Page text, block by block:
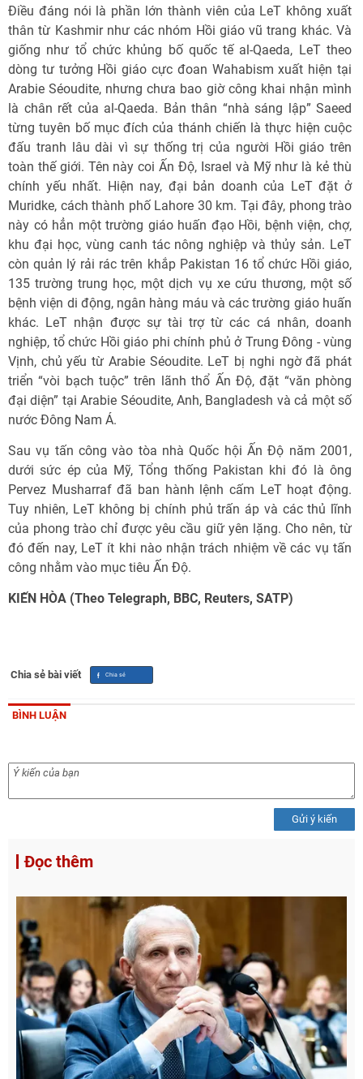
Điều đáng nói là phần lớn thành viên của LeT không xuất
thân từ Kashmir như các nhóm Hồi giáo vũ trang khác. Và
giống như tổ chức khủng bố quốc tế al-Qaeda, LeT theo
dòng tư tưởng Hồi giáo cực đoan Wahabism xuất hiện tại
Arabie Séoudite, nhưng chưa bao giờ công khai nhận mình
là chân rết của al-Qaeda. Bản thân “nhà sáng lập” Saeed
từng tuyên bố mục đích của thánh chiến là thực hiện cuộc
đấu tranh lâu dài vì sự thống trị của người Hồi giáo trên
toàn thế giới. Tên này coi Ấn Độ, Israel và Mỹ như là kẻ thù
chính yếu nhất. Hiện nay, đại bản doanh của LeT đặt ở
Muridke, cách thành phố Lahore 30 km. Tại đây, phong trào
này có hẳn một trường giáo huấn đạo Hồi, bệnh viện, chợ,
khu đại học, vùng canh tác nông nghiệp và thủy sản. LeT
còn quản lý rải rác trên khắp Pakistan 16 tổ chức Hồi giáo,
135 trường trung học, một dịch vụ xe cứu thương, một số
bệnh viện di động, ngân hàng máu và các trường giáo huấn
khác. LeT nhận được sự tài trợ từ các cá nhân, doanh
nghiệp, tổ chức Hồi giáo phi chính phủ ở Trung Đông - vùng
Vịnh, chủ yếu từ Arabie Séoudite. LeT bị nghi ngờ đã phát
triển “vòi bạch tuộc” trên lãnh thổ Ấn Độ, đặt “văn phòng
đại diện” tại Arabie Séoudite, Anh, Bangladesh và cả một số
nước Đông Nam Á.
Sau vụ tấn công vào tòa nhà Quốc hội Ấn Độ năm 2001,
dưới sức ép của Mỹ, Tổng thống Pakistan khi đó là ông
Pervez Musharraf đã ban hành lệnh cấm LeT hoạt động.
Tuy nhiên, LeT không bị chính phủ trấn áp và các thủ lĩnh
của phong trào chỉ được yêu cầu giữ yên lặng. Cho nên, từ
đó đến nay, LeT ít khi nào nhận trách nhiệm về các vụ tấn
công nhằm vào mục tiêu Ấn Độ.
KIẾN HÒA (Theo Telegraph, BBC, Reuters, SATP)
Chia sẻ bài viết
BÌNH LUẬN
Gửi ý kiến
Đọc thêm